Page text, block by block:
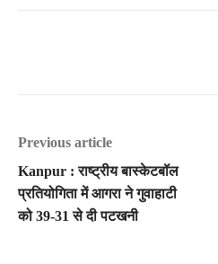
Previous article
Kanpur : राष्ट्रीय बास्केटबॉल
प्रतियोगिता में आगरा ने गुवाहाटी
को 39-31 से दी पटखनी